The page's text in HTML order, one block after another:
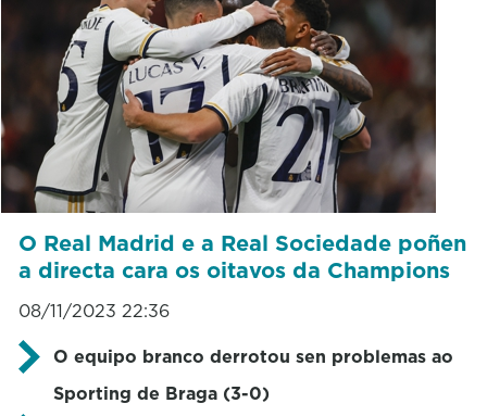
O Real Madrid e a Real Sociedade poñen
a directa cara os oitavos da Champions
08/11/2023 22:36
O equipo branco derrotou sen problemas ao
Sporting de Braga (3-0)